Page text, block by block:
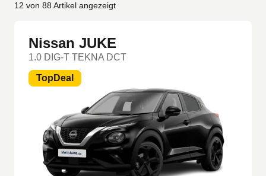
12 von 88 Artikel angezeigt
Nissan JUKE
1.0 DIG-T TEKNA DCT
TopDeal